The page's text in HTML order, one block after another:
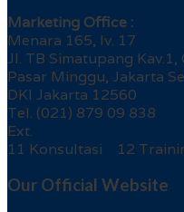
Marketing Office :
Menara 165, lv. 17
Jl. TB Simatupang
Pasar Minggu, Jakarta
DKI Jakarta 12560
Tel. (021) 879 09 838
Ext.
11 Konsultasi 12
Our Official Website